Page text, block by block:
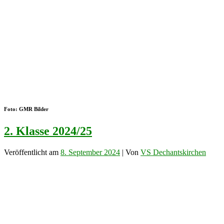
Foto: GMR Bilder
2. Klasse 2024/25
Veröffentlicht am 8. September 2024 | Von VS Dechantskirchen